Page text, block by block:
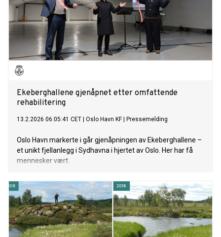
Ekeberghallene gjenåpnet etter omfattende
rehabilitering
13.2.2026 06:05:41 CET Oslo Havn KF| Pressemelding
Oslo Havn markerte i går gjenåpningen av Ekeberghallene –
et unikt fjellanlegg i Sydhavna i hjertet av Oslo. Her har få
mennesker vært.